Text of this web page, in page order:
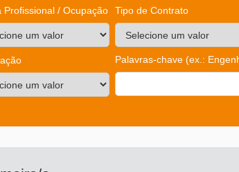
Profissional / Ocupação Tipo de Contrato
Palavras-chave (ex.: